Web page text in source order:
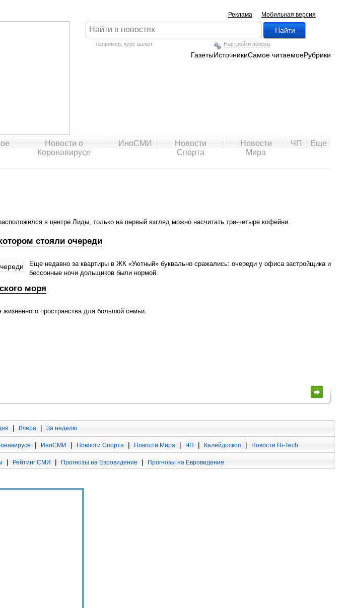
Мобильная версия
Реклама
например, курс валют Настройки поиска
ГазетыИсточникиСамое читаемоеРубрики
Новости о
Коронавирусе
ИноСМИ
Новости
Спорта
Новости
Мира
ЧП Еще
в центре Лиды, только на первый взгляд можно насчитать три-четыре кофейни.
стояли очереди
Еще недавно за квартиры в ЖК «Уютный» буквально сражались: очереди у офиса застройщика и
бессонные ночи дольщиков были нормой.
моря
пространства для большой семьи.
| Вчера | За неделю
| ИноСМИ | Новости Спорта | Новости Мира | ЧП | Калейдоскоп | Новости Hi-Tech
| Рейтинг СМИ | Прогнозы на Евровидение | Прогнозы на Евровидение